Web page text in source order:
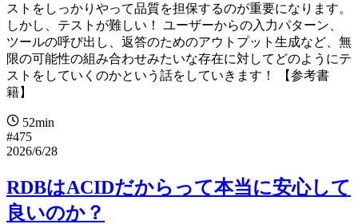
ストをしっかりやって品質を担保するのが重要になります。
しかし、テストが難しい！ ユーザーからの入力パターン、
ツールの呼び出し、返答のためのアウトプット生成など、無
限の可能性の組み合わせみたいな存在に対してどのようにテ
ストをしていくのかという話をしていきます！ 【参考書
籍】
52min
#475
2026/6/28
RDBはACIDだからって本当に安心して
良いのか？